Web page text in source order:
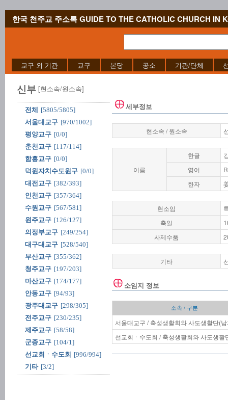
한국 천주교 주소록 GUIDE TO THE CATHOLIC CHURCH IN
교구 외 기관 교구 본당 공소 기관/단체
신부 [현소속/원소속]
전체
[5805/5805]
서울대교구 [970/1002]
평양교구 [0/0]
춘천교구 [117/114]
함흥교구 [0/0]
덕원자치수도원구 [0/0]
대전교구 [382/393]
인천교구 [357/364]
수원교구 [567/581]
원주교구 [126/127]
의정부교구 [249/254]
대구대교구 [528/540]
부산교구 [355/362]
청주교구 [197/203]
마산교구 [174/177]
안동교구 [94/93]
광주대교구 [298/305]
전주교구 [230/235]
제주교구 [58/58]
군종교구 [104/1]
선교회ㆍ수도회 [996/994]
기타 [3/2]
세부정보
현소속 / 원소속
이름
한글
영어
한자
현소임
축일
사제수품
기타
소임지 정보
소속 / 구분
서울대교구 / 축성생활회와 사도생활단(
선교회ㆍ수도회 / 축성생활회와 사도생활